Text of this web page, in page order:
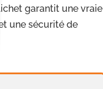
garantit une vraie
une sécurité de